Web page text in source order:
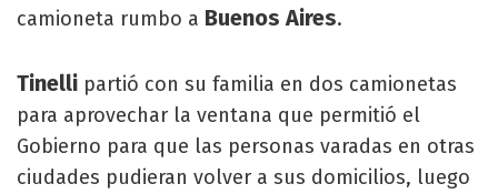
camioneta rumbo a Buenos Aires.
Tinelli partió con su familia en dos camionetas
para aprovechar la ventana que permitió el
Gobierno para que las personas varadas en otras
ciudades pudieran volver a sus domicilios, luego